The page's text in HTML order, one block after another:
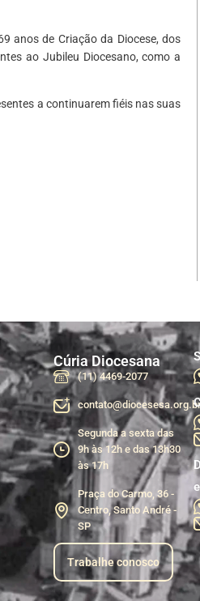
anos de Criação da Diocese, dos
ao Jubileu Diocesano, como a
a continuarem fiéis nas suas
Cúria Diocesana
(11) 4469-2077
Segunda a sexta das
9h às 12h e das 13h30
às 17h
Praça do Carmo, 36 -
Centro, Santo André -
SP
Trabalhe conosco